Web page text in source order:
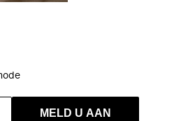
MELD U AAN